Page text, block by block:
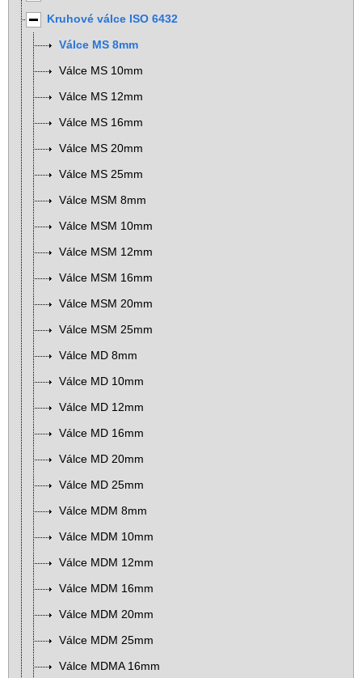
Kruhové válce ISO 6432
Válce MS 8mm
Válce MS 10mm
Válce MS 12mm
Válce MS 16mm
Válce MS 20mm
Válce MS 25mm
Válce MSM 8mm
Válce MSM 10mm
Válce MSM 12mm
Válce MSM 16mm
Válce MSM 20mm
Válce MSM 25mm
Válce MD 8mm
Válce MD 10mm
Válce MD 12mm
Válce MD 16mm
Válce MD 20mm
Válce MD 25mm
Válce MDM 8mm
Válce MDM 10mm
Válce MDM 12mm
Válce MDM 16mm
Válce MDM 20mm
Válce MDM 25mm
Válce MDMA 16mm